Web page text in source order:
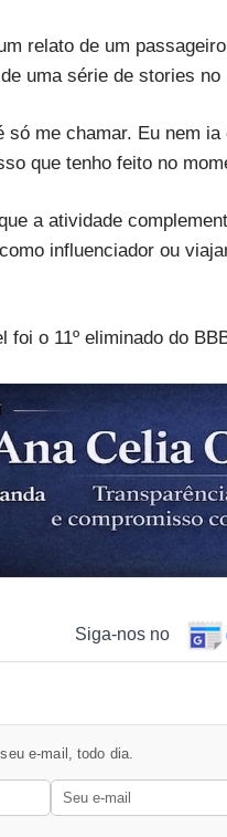
relato de um
uma série de stories no
me chamar. Eu nem
que tenho feito no
a atividade
influenciador ou
foi o 11º eliminado do
Siga-nos no
e-mail, todo dia.